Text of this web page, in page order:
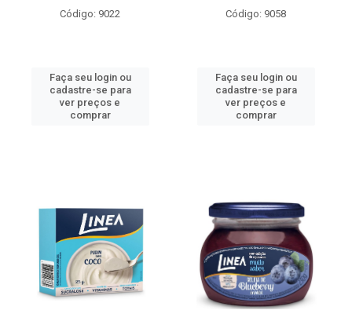
Código: 9022
Faça seu login ou
cadastre-se para
ver preços e
comprar
Código: 9058
Faça seu login ou
cadastre-se para
ver preços e
comprar